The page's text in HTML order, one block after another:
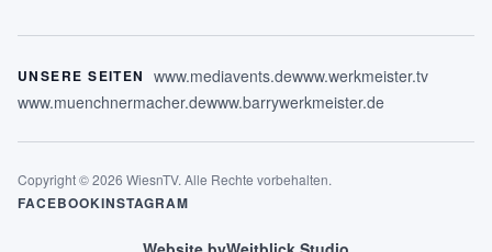
UNSERE SEITEN www.mediavents.dewww.werkmeister.tv
www.muenchnermacher.dewww.barrywerkmeister.de
Copyright © 2026 WiesnTV. Alle Rechte vorbehalten.
FACEBOOKINSTAGRAM